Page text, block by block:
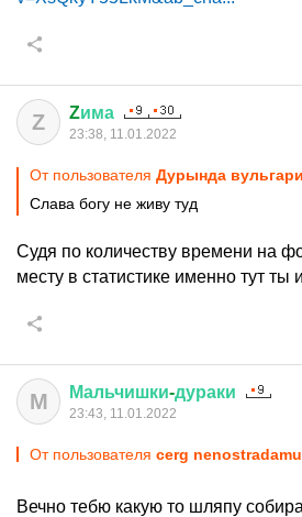
Z Zима
23:38, 11.01.2022
От пользователя Дурында
Слава богу не живу туд
Судя по количеству времени на
месту в статистике именно тут
М Мальчишки-дураки
23:43, 11.01.2022
От пользователя cerg
Вечно тебю какую то шляпу